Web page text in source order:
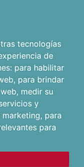
tecnologías
de
para habilitar
, para brindar
, medir su
y
marketing, para
para